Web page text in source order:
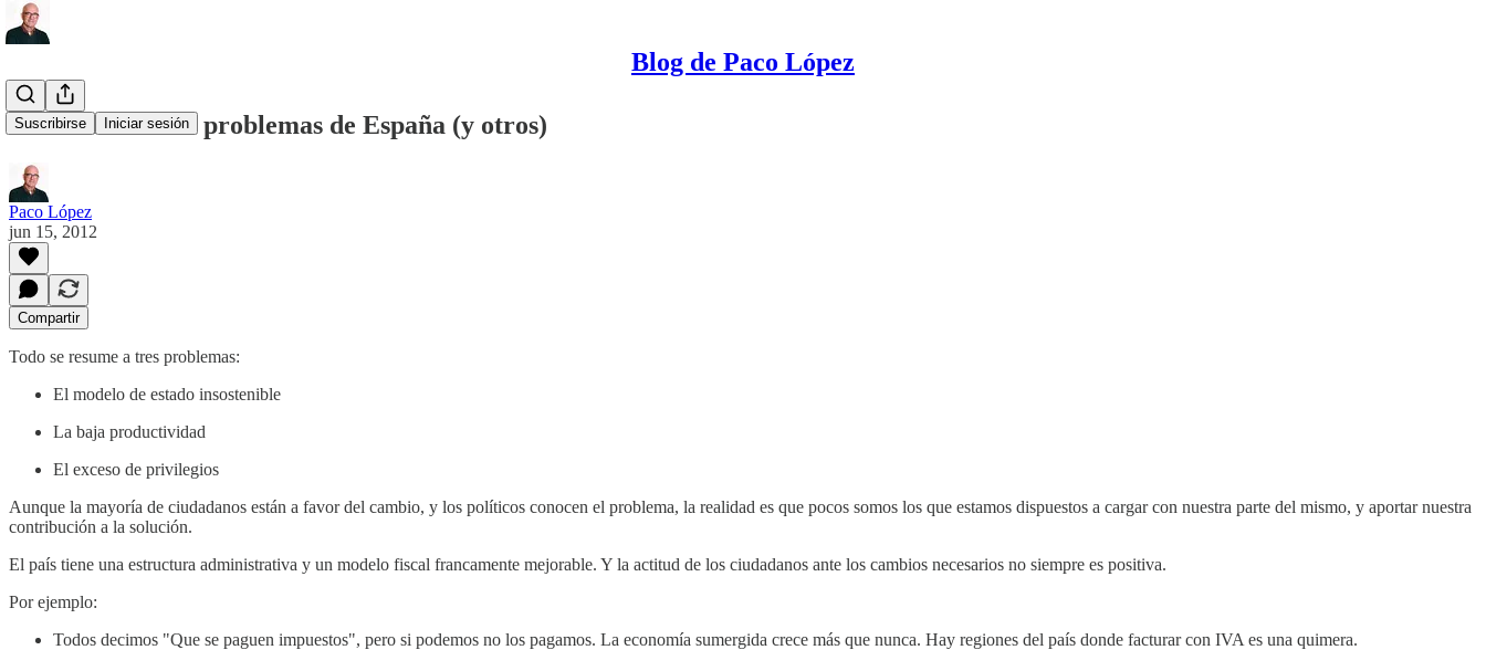
Blog de Paco López
Suscribirse Iniciar sesión
A vueltas con los problemas de España (y otros)
Paco López
jun 15, 2012
Compartir
Todo se resume a tres problemas:
El modelo de estado insostenible
La baja productividad
El exceso de privilegios
Aunque la mayoría de ciudadanos están a favor del cambio, y los políticos conocen el problema, la realidad es que pocos somos los que estamos dispuestos a cargar con nuestra parte del mismo, y aportar nuestra
contribución a la solución.
El país tiene una estructura administrativa y un modelo fiscal francamente mejorable. Y la actitud de los ciudadanos ante los cambios necesarios no siempre es positiva.
Por ejemplo:
Todos decimos "Que se paguen impuestos", pero si podemos no los pagamos. La economía sumergida crece más que nunca. Hay regiones del país donde facturar con IVA es una quimera.